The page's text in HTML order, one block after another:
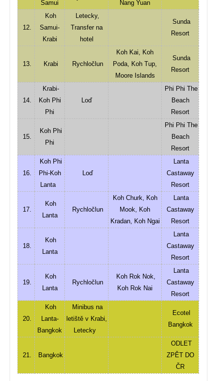
Samui
Nang Yuan
12.
Koh
Samui-
Krabi
Letecky,
Transfer na
hotel
Sunda
Resort
13. Krabi Rychločlun
Koh Kai, Koh
Poda, Koh Tup,
Moore Islands
Sunda
Resort
14.
Krabi-
Koh Phi
Phi
Loď
Phi Phi The
Beach
Resort
15.
Koh Phi
Phi
Phi Phi The
Beach
Resort
16.
Koh Phi
Phi-Koh
Lanta
Loď
Lanta
Castaway
Resort
17.
Koh
Lanta
Rychločlun
Koh Churk, Koh
Mook, Koh
Kradan, Koh Ngai
Lanta
Castaway
Resort
18.
Koh
Lanta
Lanta
Castaway
Resort
19.
Koh
Lanta
Rychločlun
Koh Rok Nok,
Koh Rok Nai
Lanta
Castaway
Resort
20.
Koh
Lanta-
Bangkok
Minibus na
letiště v Krabi,
Letecky
Ecotel
Bangkok
21. Bangkok
ODLET
ZPĚT DO
ČR